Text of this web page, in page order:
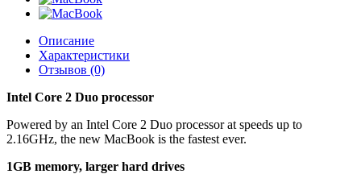
Описание
Характеристики
Отзывов (0)
Intel Core 2 Duo processor
Powered by an Intel Core 2 Duo processor at speeds up to
2.16GHz, the new MacBook is the fastest ever.
1GB memory, larger hard drives